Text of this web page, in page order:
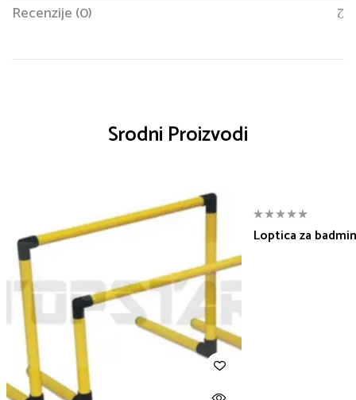
Recenzije (0)
Srodni Proizvodi
Loptica za